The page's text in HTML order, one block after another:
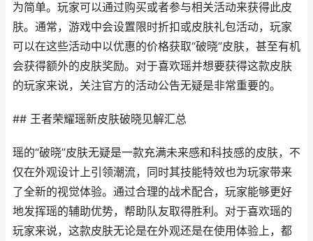
为简单。玩家可以通过购买或者参与相关活动来获得此皮
肤。通常，游戏中会设置限时折扣或皮肤礼包活动，玩家
可以在这些活动中以优惠的价格获取“破晓”皮肤，甚至有机
会获得额外的皮肤奖励。对于喜欢瑶并想要获得这款皮肤
的玩家来说，关注官方的活动公告无疑是非常重要的。
## 王者荣耀瑶新皮肤破晓见解汇总
瑶的“破晓”皮肤无疑是一款充满未来感和科技感的皮肤，不
仅在外观设计上引领潮流，同时其技能特效也为玩家带来
了全新的视觉体验。通过合理的战术配合，玩家能够更好
地发挥瑶的辅助优势，帮助队友取得胜利。对于喜欢瑶的
玩家来说，这款皮肤无论是在外观还是在使用体验上，都